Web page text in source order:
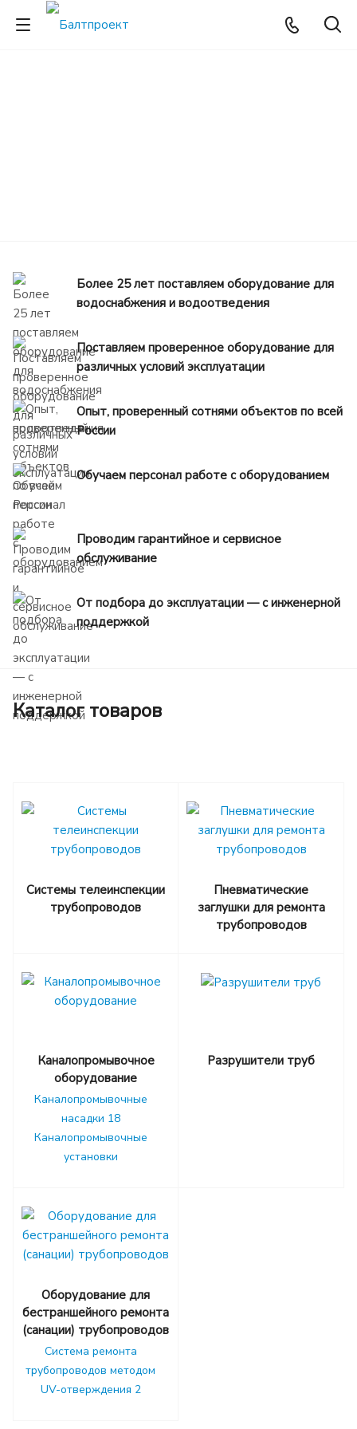
Более 25 лет поставляем оборудование для
водоснабжения и водоотведения
Поставляем проверенное оборудование для
различных условий эксплуатации
Опыт, проверенный сотнями объектов по всей
России
Обучаем персонал работе с оборудованием
Проводим гарантийное и сервисное
обслуживание
От подбора до эксплуатации — с инженерной
поддержкой
Каталог товаров
Системы телеинспекции
трубопроводов
Пневматические
заглушки для ремонта
трубопроводов
Каналопромывочное
оборудование
Каналопромывочные
насадки 18
Каналопромывочные
установки
Разрушители труб
Оборудование для
бестраншейного ремонта
(санации) трубопроводов
Система ремонта
трубопроводов методом
UV-отверждения 2